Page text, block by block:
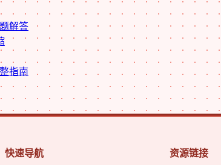
解答
指南
快速导航 资源链接